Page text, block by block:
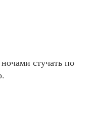
стучать по